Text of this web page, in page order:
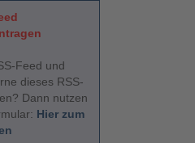
Feed und
dieses RSS-
Dann nutzen
Hier zum